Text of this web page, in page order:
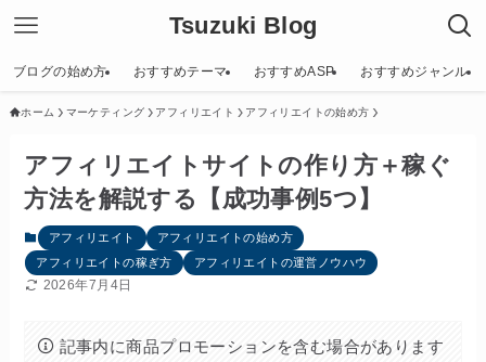
Tsuzuki Blog
ブログの始め方 おすすめテーマ おすすめASP おすすめジャンル
ホーム マーケティング アフィリエイト アフィリエイトの始め方
アフィリエイトサイトの作り方＋稼ぐ
方法を解説する【成功事例5つ】
アフィリエイト
アフィリエイトの始め方
アフィリエイトの稼ぎ方
アフィリエイトの運営ノウハウ
2026年7月4日
記事内に商品プロモーションを含む場合があります